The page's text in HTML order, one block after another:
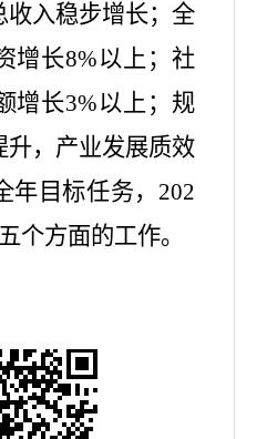
收入稳步增长；全
增长8%以上；社
增长3%以上；规
升，产业发展质效
年目标任务， 202
五个方面的工作。